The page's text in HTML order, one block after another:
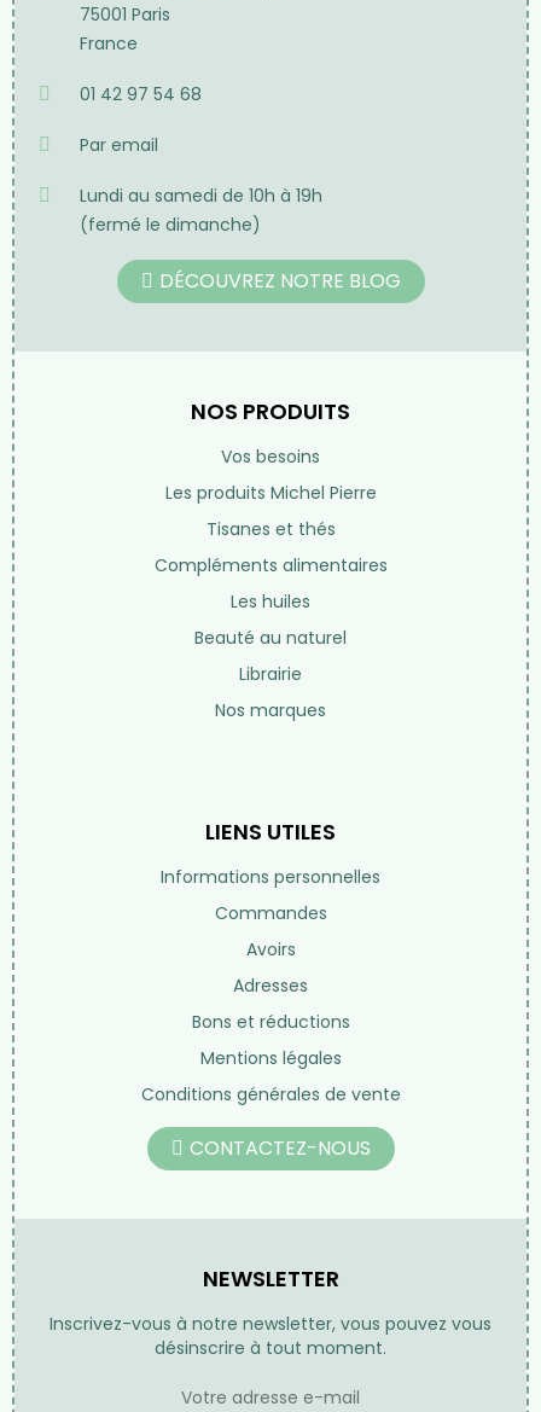
75001 Paris
France
01 42 97 54 68
Par email
Lundi au samedi de 10h à 19h
(fermé le dimanche)
DÉCOUVREZ NOTRE BLOG
NOS PRODUITS
Vos besoins
Les produits Michel Pierre
Tisanes et thés
Compléments alimentaires
Les huiles
Beauté au naturel
Librairie
Nos marques
LIENS UTILES
Informations personnelles
Commandes
Avoirs
Adresses
Bons et réductions
Mentions légales
Conditions générales de vente
CONTACTEZ-NOUS
NEWSLETTER
Inscrivez-vous à notre newsletter, vous pouvez vous
désinscrire à tout moment.